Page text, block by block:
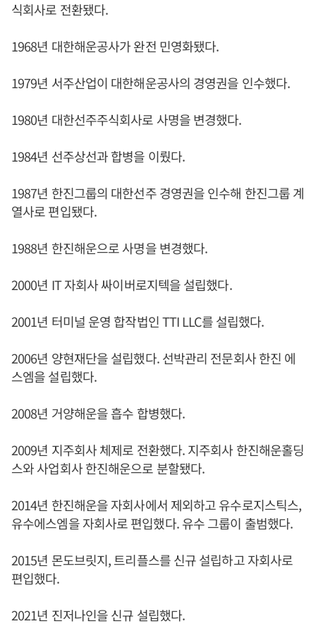
식회사로 전환됐다.
1968년 대한해운공사가 완전 민영화됐다.
1979년 서주산업이 대한해운공사의 경영권을 인수했다.
1980년 대한선주주식회사로 사명을 변경했다.
1984년 선주상선과 합병을 이뤘다.
1987년 한진그룹의 대한선주 경영권을 인수해 한진그룹 계
열사로 편입됐다.
1988년 한진해운으로 사명을 변경했다.
2000년 IT 자회사 싸이버로지텍을 설립했다.
2001년 터미널 운영 합작법인 TTI LLC를 설립했다.
2006년 양현재단을 설립했다. 선박관리 전문회사 한진 에
스엠을 설립했다.
2008년 거양해운을 흡수 합병했다.
2009년 지주회사 체제로 전환했다. 지주회사 한진해운홀딩
스와 사업회사 한진해운으로 분할됐다.
2014년 한진해운을 자회사에서 제외하고 유수로지스틱스,
유수에스엠을 자회사로 편입했다. 유수 그룹이 출범했다.
2015년 몬도브릿지, 트리플스를 신규 설립하고 자회사로
편입했다.
2021년 진저나인을 신규 설립했다.